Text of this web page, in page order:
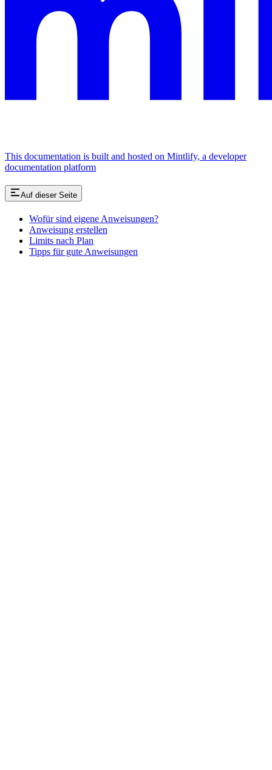
This documentation is built and hosted on Mintlify, a developer
documentation platform
Auf dieser Seite
Wofür sind eigene Anweisungen?
Anweisung erstellen
Limits nach Plan
Tipps für gute Anweisungen